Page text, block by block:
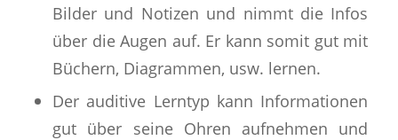
Bilder und Notizen und nimmt die Infos
über die Augen auf. Er kann somit gut mit
Büchern, Diagrammen, usw. lernen.
Der auditive Lerntyp kann Informationen
gut über seine Ohren aufnehmen und